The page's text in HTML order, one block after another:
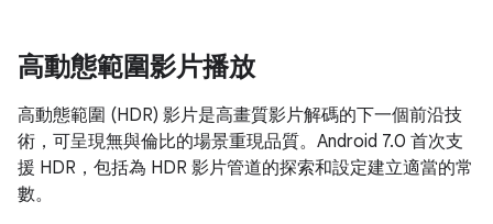
高動態範圍影片播放
高動態範圍 (HDR) 影片是高畫質影片解碼的下一個前沿技
術，可呈現無與倫比的場景重現品質。Android 7.0 首次支
援 HDR，包括為 HDR 影片管道的探索和設定建立適當的常
數。